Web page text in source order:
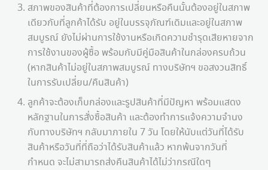
สภาพของสินค้าที่ต้องการเปลี่ยนหรือคืนนั้นต้องอยู่ในสภาพ
เดียวกับที่ลูกค้าได้รับ อยู่ในบรรจุภัณฑ์เดิมและอยู่ในสภาพ
สมบูรณ์ ยังไม่ผ่านการใช้งานหรือเกิดความชำรุดเสียหายจาก
การใช้งานของผู้ซื้อ พร้อมกับมีคู่มือสินค้าในกล่องครบถ้วน
(หากสินค้าไม่อยู่ในสภาพสมบูรณ์ ทางบริษัทฯ ขอสงวนสิทธิ์
ในการรับเปลี่ยน/คืนสินค้า)
ลูกค้าจะต้องเก็บกล่องและรูปสินค้าที่มีปัญหา พร้อมแสดง
หลักฐานในการสั่งซื้อสินค้า และต้องทำการแจ้งความจำนง
กับทางบริษัทฯ กลับมาภายใน 7 วัน โดยให้นับแต่วันที่ได้รับ
สินค้าหรือวันที่ที่ถือว่าได้รับสินค้าแล้ว หากพ้นจากวันที่
กำหนด จะไม่สามารถส่งคืนสินค้าได้ไม่ว่ากรณีใดๆ